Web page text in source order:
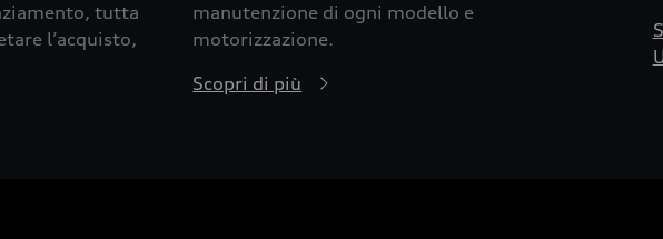
tutta
l’acquisto,
manutenzione di ogni modello e
motorizzazione.
Scopri di più